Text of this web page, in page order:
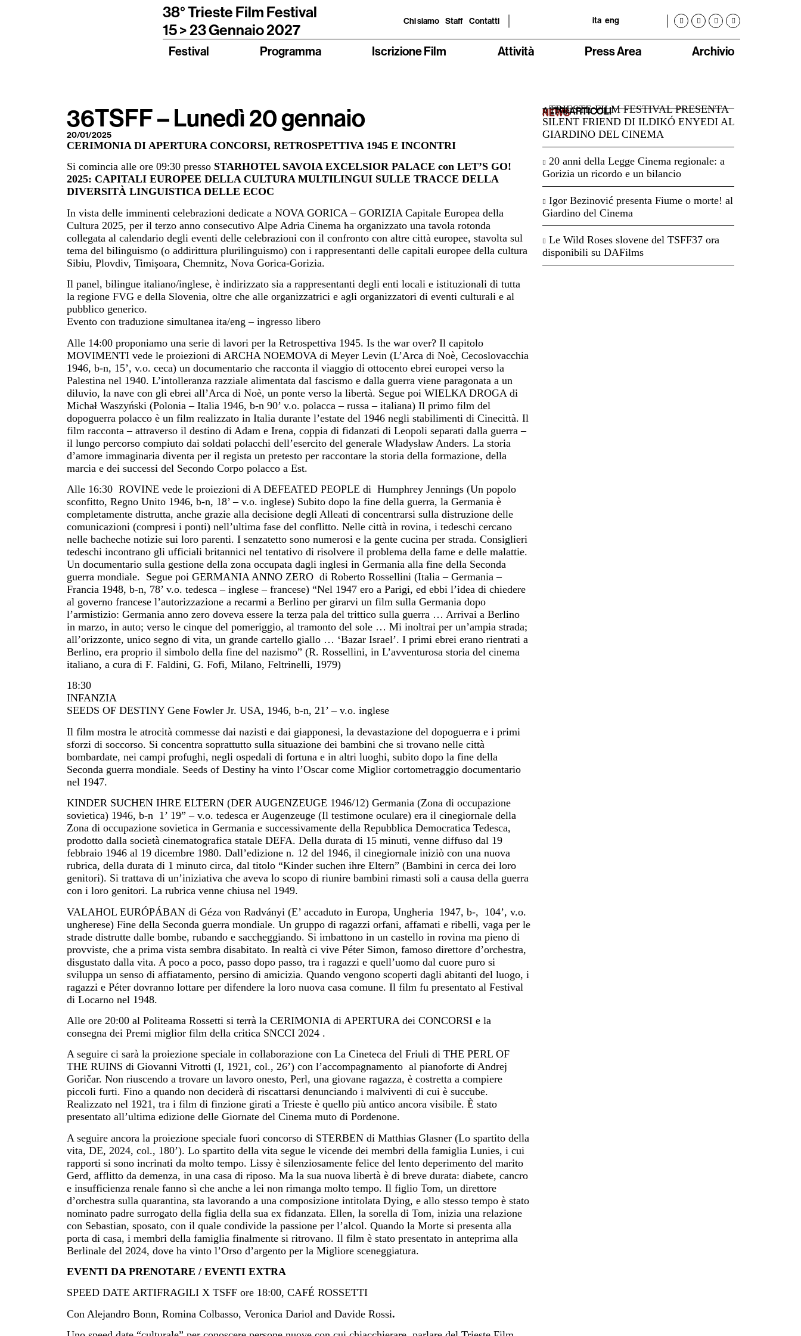
38° Trieste Film Festival
15 > 23 Gennaio 2027
Chi siamo Staff Contatti ita eng
Festival Programma Iscrizione Film Attività Press Area Archivio
36TSFF – Lunedì 20 gennaio
20/01/2025
CERIMONIA DI APERTURA CONCORSI, RETROSPETTIVA 1945 E INCONTRI
Si comincia alle ore 09:30 presso STARHOTEL SAVOIA EXCELSIOR PALACE con LET’S GO!
2025: CAPITALI EUROPEE DELLA CULTURA MULTILINGUI SULLE TRACCE DELLA
DIVERSITÀ LINGUISTICA DELLE ECOC
In vista delle imminenti celebrazioni dedicate a NOVA GORICA – GORIZIA Capitale Europea della
Cultura 2025, per il terzo anno consecutivo Alpe Adria Cinema ha organizzato una tavola rotonda
collegata al calendario degli eventi delle celebrazioni con il confronto con altre città europee, stavolta sul
tema del bilinguismo (o addirittura plurilinguismo) con i rappresentanti delle capitali europee della cultura
Sibiu, Plovdiv, Timișoara, Chemnitz, Nova Gorica-Gorizia.
Il panel, bilingue italiano/inglese, è indirizzato sia a rappresentanti degli enti locali e istituzionali di tutta
la regione FVG e della Slovenia, oltre che alle organizzatrici e agli organizzatori di eventi culturali e al
pubblico generico.
Evento con traduzione simultanea ita/eng – ingresso libero
Alle 14:00 proponiamo una serie di lavori per la Retrospettiva 1945. Is the war over? Il capitolo
MOVIMENTI vede le proiezioni di ARCHA NOEMOVA di Meyer Levin (L’Arca di Noè, Cecoslovacchia
1946, b-n, 15’, v.o. ceca) un documentario che racconta il viaggio di ottocento ebrei europei verso la
Palestina nel 1940. L’intolleranza razziale alimentata dal fascismo e dalla guerra viene paragonata a un
diluvio, la nave con gli ebrei all’Arca di Noè, un ponte verso la libertà. Segue poi WIELKA DROGA di
Michał Waszyński (Polonia – Italia 1946, b-n 90’ v.o. polacca – russa – italiana) Il primo film del
dopoguerra polacco è un film realizzato in Italia durante l’estate del 1946 negli stabilimenti di Cinecittà. Il
film racconta – attraverso il destino di Adam e Irena, coppia di fidanzati di Leopoli separati dalla guerra –
il lungo percorso compiuto dai soldati polacchi dell’esercito del generale Władysław Anders. La storia
d’amore immaginaria diventa per il regista un pretesto per raccontare la storia della formazione, della
marcia e dei successi del Secondo Corpo polacco a Est.
Alle 16:30 ROVINE vede le proiezioni di A DEFEATED PEOPLE di Humphrey Jennings (Un popolo
sconfitto, Regno Unito 1946, b-n, 18’ – v.o. inglese) Subito dopo la fine della guerra, la Germania è
completamente distrutta, anche grazie alla decisione degli Alleati di concentrarsi sulla distruzione delle
comunicazioni (compresi i ponti) nell’ultima fase del conflitto. Nelle città in rovina, i tedeschi cercano
nelle bacheche notizie sui loro parenti. I senzatetto sono numerosi e la gente cucina per strada. Consiglieri
tedeschi incontrano gli ufficiali britannici nel tentativo di risolvere il problema della fame e delle malattie.
Un documentario sulla gestione della zona occupata dagli inglesi in Germania alla fine della Seconda
guerra mondiale. Segue poi GERMANIA ANNO ZERO di Roberto Rossellini (Italia – Germania –
Francia 1948, b-n, 78’ v.o. tedesca – inglese – francese) “Nel 1947 ero a Parigi, ed ebbi l’idea di chiedere
al governo francese l’autorizzazione a recarmi a Berlino per girarvi un film sulla Germania dopo
l’armistizio: Germania anno zero doveva essere la terza pala del trittico sulla guerra … Arrivai a Berlino
in marzo, in auto; verso le cinque del pomeriggio, al tramonto del sole … Mi inoltrai per un’ampia strada;
all’orizzonte, unico segno di vita, un grande cartello giallo … ‘Bazar Israel’. I primi ebrei erano rientrati a
Berlino, era proprio il simbolo della fine del nazismo” (R. Rossellini, in L’avventurosa storia del cinema
italiano, a cura di F. Faldini, G. Fofi, Milano, Feltrinelli, 1979)
18:30
INFANZIA
SEEDS OF DESTINY Gene Fowler Jr. USA, 1946, b-n, 21’ – v.o. inglese
Il film mostra le atrocità commesse dai nazisti e dai giapponesi, la devastazione del dopoguerra e i primi
sforzi di soccorso. Si concentra soprattutto sulla situazione dei bambini che si trovano nelle città
bombardate, nei campi profughi, negli ospedali di fortuna e in altri luoghi, subito dopo la fine della
Seconda guerra mondiale. Seeds of Destiny ha vinto l’Oscar come Miglior cortometraggio documentario
nel 1947.
KINDER SUCHEN IHRE ELTERN (DER AUGENZEUGE 1946/12) Germania (Zona di occupazione
sovietica) 1946, b-n 1’ 19” – v.o. tedesca er Augenzeuge (Il testimone oculare) era il cinegiornale della
Zona di occupazione sovietica in Germania e successivamente della Repubblica Democratica Tedesca,
prodotto dalla società cinematografica statale DEFA. Della durata di 15 minuti, venne diffuso dal 19
febbraio 1946 al 19 dicembre 1980. Dall’edizione n. 12 del 1946, il cinegiornale iniziò con una nuova
rubrica, della durata di 1 minuto circa, dal titolo “Kinder suchen ihre Eltern” (Bambini in cerca dei loro
genitori). Si trattava di un’iniziativa che aveva lo scopo di riunire bambini rimasti soli a causa della guerra
con i loro genitori. La rubrica venne chiusa nel 1949.
VALAHOL EURÓPÁBAN di Géza von Radványi (E’ accaduto in Europa, Ungheria 1947, b-, 104’, v.o.
ungherese) Fine della Seconda guerra mondiale. Un gruppo di ragazzi orfani, affamati e ribelli, vaga per le
strade distrutte dalle bombe, rubando e saccheggiando. Si imbattono in un castello in rovina ma pieno di
provviste, che a prima vista sembra disabitato. In realtà ci vive Péter Simon, famoso direttore d’orchestra,
disgustato dalla vita. A poco a poco, passo dopo passo, tra i ragazzi e quell’uomo dal cuore puro si
sviluppa un senso di affiatamento, persino di amicizia. Quando vengono scoperti dagli abitanti del luogo, i
ragazzi e Péter dovranno lottare per difendere la loro nuova casa comune. Il film fu presentato al Festival
di Locarno nel 1948.
Alle ore 20:00 al Politeama Rossetti si terrà la CERIMONIA di APERTURA dei CONCORSI e la
consegna dei Premi miglior film della critica SNCCI 2024 .
A seguire ci sarà la proiezione speciale in collaborazione con La Cineteca del Friuli di THE PERL OF
THE RUINS di Giovanni Vitrotti (I, 1921, col., 26’) con l’accompagnamento al pianoforte di Andrej
Goričar. Non riuscendo a trovare un lavoro onesto, Perl, una giovane ragazza, è costretta a compiere
piccoli furti. Fino a quando non deciderà di riscattarsi denunciando i malviventi di cui è succube.
Realizzato nel 1921, tra i film di finzione girati a Trieste è quello più antico ancora visibile. È stato
presentato all’ultima edizione delle Giornate del Cinema muto di Pordenone.
A seguire ancora la proiezione speciale fuori concorso di STERBEN di Matthias Glasner (Lo spartito della
vita, DE, 2024, col., 180’). Lo spartito della vita segue le vicende dei membri della famiglia Lunies, i cui
rapporti si sono incrinati da molto tempo. Lissy è silenziosamente felice del lento deperimento del marito
Gerd, afflitto da demenza, in una casa di riposo. Ma la sua nuova libertà è di breve durata: diabete, cancro
e insufficienza renale fanno sì che anche a lei non rimanga molto tempo. Il figlio Tom, un direttore
d’orchestra sulla quarantina, sta lavorando a una composizione intitolata Dying, e allo stesso tempo è stato
nominato padre surrogato della figlia della sua ex fidanzata. Ellen, la sorella di Tom, inizia una relazione
con Sebastian, sposato, con il quale condivide la passione per l’alcol. Quando la Morte si presenta alla
porta di casa, i membri della famiglia finalmente si ritrovano. Il film è stato presentato in anteprima alla
Berlinale del 2024, dove ha vinto l’Orso d’argento per la Migliore sceneggiatura.
EVENTI DA PRENOTARE / EVENTI EXTRA
SPEED DATE ARTIFRAGILI X TSFF ore 18:00, CAFÉ ROSSETTI
Con Alejandro Bonn, Romina Colbasso, Veronica Dariol and Davide Rossi.
ALTRI ARTICOLI
NEWS
TRIESTE FILM FESTIVAL PRESENTA
SILENT FRIEND DI ILDIKÓ ENYEDI AL
GIARDINO DEL CINEMA
20 anni della Legge Cinema regionale: a
Gorizia un ricordo e un bilancio
Igor Bezinović presenta Fiume o morte! al
Giardino del Cinema
Le Wild Roses slovene del TSFF37 ora
disponibili su DAFilms